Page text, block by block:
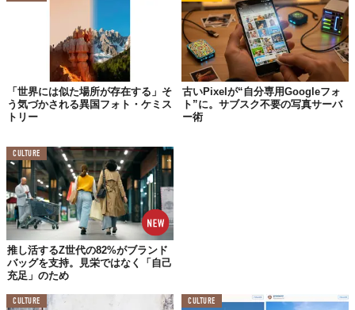
もともとは、ニューヨークで活躍するフォトグラファーらが2011
「世界には似た場所が存在する」そ
う気づかされる異国フォト・ケミス
トリー
古いPixelが“自分専用Googleフォ
ト”に。サブスク不要の写真サーバ
ー術
CULTURE
推し活するZ世代の82%がブランド
バッグを支持。見栄ではなく「自己
充足」のため
CULTURE CULTURE